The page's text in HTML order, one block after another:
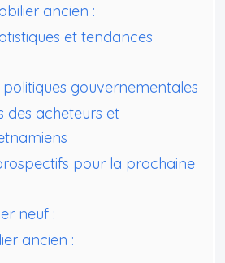
ancien :
et tendances
gouvernementales
des acheteurs et
pour la prochaine
neuf :
ancien :